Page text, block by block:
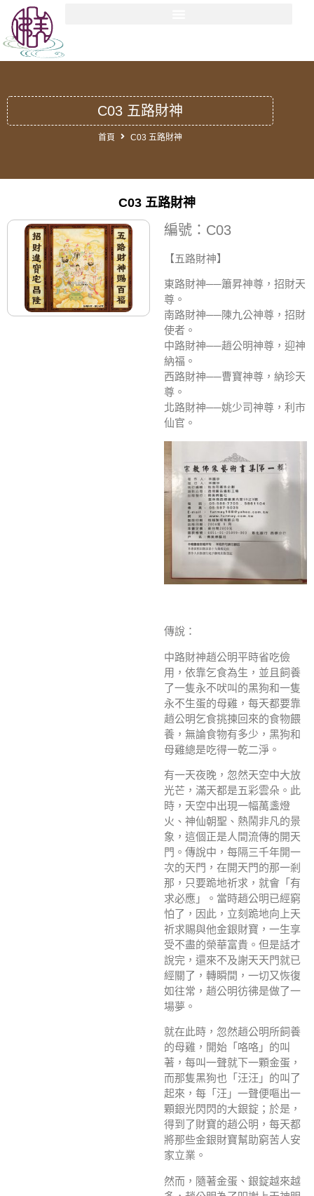
C03 五路財神
首頁 C03 五路財神
C03 五路財神
編號：C03
【五路財神】
東路財神──簫昇神尊，招財天
尊。
南路財神──陳九公神尊，招財
使者。
中路財神──趙公明神尊，迎神
納福。
西路財神──曹寶神尊，納珍天
尊。
北路財神──姚少司神尊，利市
仙官。
傳說：
中路財神趙公明平時省吃儉
用，依靠乞食為生，並且飼養
了一隻永不吠叫的黑狗和一隻
永不生蛋的母雞，每天都要靠
趙公明乞食挑揀回來的食物餵
養，無論食物有多少，黑狗和
母雞總是吃得一乾二淨。
有一天夜晚，忽然天空中大放
光芒，滿天都是五彩雲朵。此
時，天空中出現一幅萬盞燈
火、神仙朝聖、熱鬧非凡的景
象，這個正是人間流傳的開天
門。傳說中，每隔三千年開一
次的天門，在開天門的那一剎
那，只要跪地祈求，就會「有
求必應」。當時趙公明已經窮
怕了，因此，立刻跪地向上天
祈求賜與他金銀財寶，一生享
受不盡的榮華富貴。但是話才
說完，還來不及謝天天門就已
經關了，轉瞬間，一切又恢復
如往常，趙公明彷彿是做了一
場夢。
就在此時，忽然趙公明所飼養
的母雞，開始「咯咯」的叫
著，每叫一聲就下一顆金蛋，
而那隻黑狗也「汪汪」的叫了
起來，每「汪」一聲便嘔出一
顆銀光閃閃的大銀錠；於是，
得到了財寶的趙公明，每天都
將那些金銀財寶幫助窮苦人安
家立業。
然而，隨著金蛋、銀錠越來越